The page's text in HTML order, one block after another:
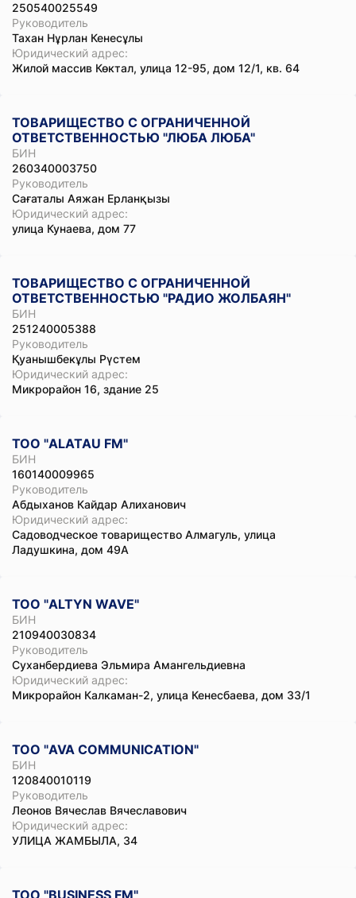
250540025549
Руководитель
Тахан Нұрлан Кенесұлы
Юридический адрес:
Жилой массив Көктал, улица 12-95, дом 12/1, кв. 64
ТОВАРИЩЕСТВО С ОГРАНИЧЕННОЙ
ОТВЕТСТВЕННОСТЬЮ "ЛЮБА ЛЮБА"
БИН
260340003750
Руководитель
Сағаталы Аяжан Ерланқызы
Юридический адрес:
улица Кунаева, дом 77
ТОВАРИЩЕСТВО С ОГРАНИЧЕННОЙ
ОТВЕТСТВЕННОСТЬЮ "РАДИО ЖОЛБАЯН"
БИН
251240005388
Руководитель
Қуанышбекұлы Рүстем
Юридический адрес:
Микрорайон 16, здание 25
ТОО "ALATAU FM"
БИН
160140009965
Руководитель
Абдыханов Кайдар Алиханович
Юридический адрес:
Садоводческое товарищество Алмагуль, улица
Ладушкина, дом 49А
ТОО "ALTYN WAVE"
БИН
210940030834
Руководитель
Суханбердиева Эльмира Амангельдиевна
Юридический адрес:
Микрорайон Калкаман-2, улица Кенесбаева, дом 33/1
ТОО "AVA COMMUNICATION"
БИН
120840010119
Руководитель
Леонов Вячеслав Вячеславович
Юридический адрес:
УЛИЦА ЖАМБЫЛА, 34
ТОО "BUSINESS FM"